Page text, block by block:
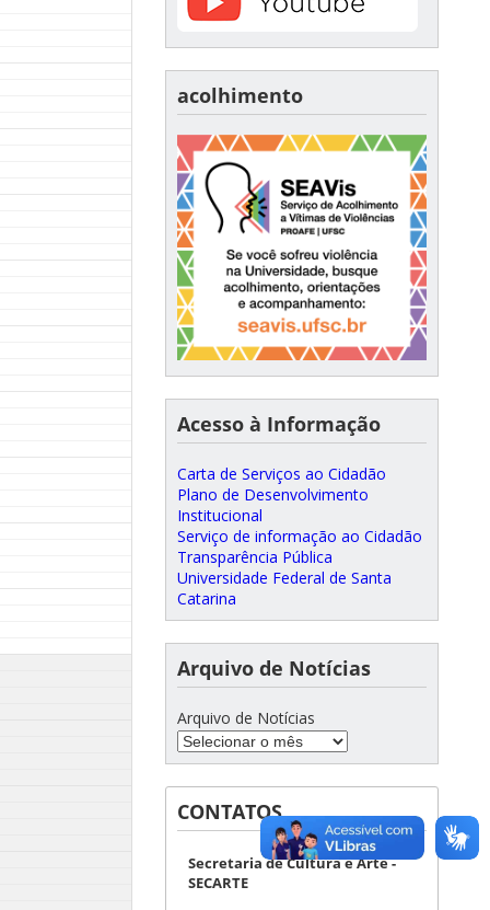
acolhimento
Acesso à Informação
Carta de Serviços ao Cidadão
Plano de Desenvolvimento
Institucional
Serviço de informação ao Cidadão
Transparência Pública
Universidade Federal de Santa
Catarina
Arquivo de Notícias
Arquivo de Notícias
CONTATOS
Secretaria de Cultura e Arte -
SECARTE